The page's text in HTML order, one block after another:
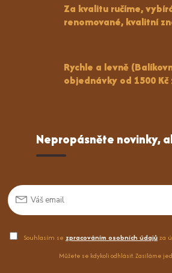
Za kvalitu ručíme,
renomované, kvalitní
Rychle a levně
objednávky od 1500
Nepropásněte novinky,
Souhlasím se zpracováním osobních údajůza
Můžete se kdykoli odhlásit. Zasíláme